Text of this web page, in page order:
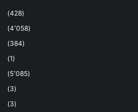
(428)
(4٬058)
(384)
(1)
(5٬085)
(3)
(3)